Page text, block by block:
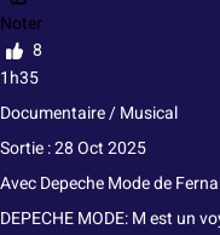
Noter
8
1h35
Documentaire / Musical
Sortie : 28 Oct 2025
AvecDepeche Modede
DEPECHE MODE: M est un